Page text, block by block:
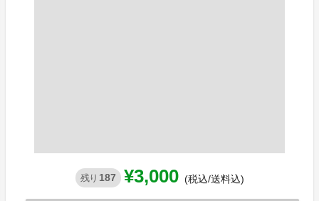
残り 187 ¥3,000 (税込/送料込)